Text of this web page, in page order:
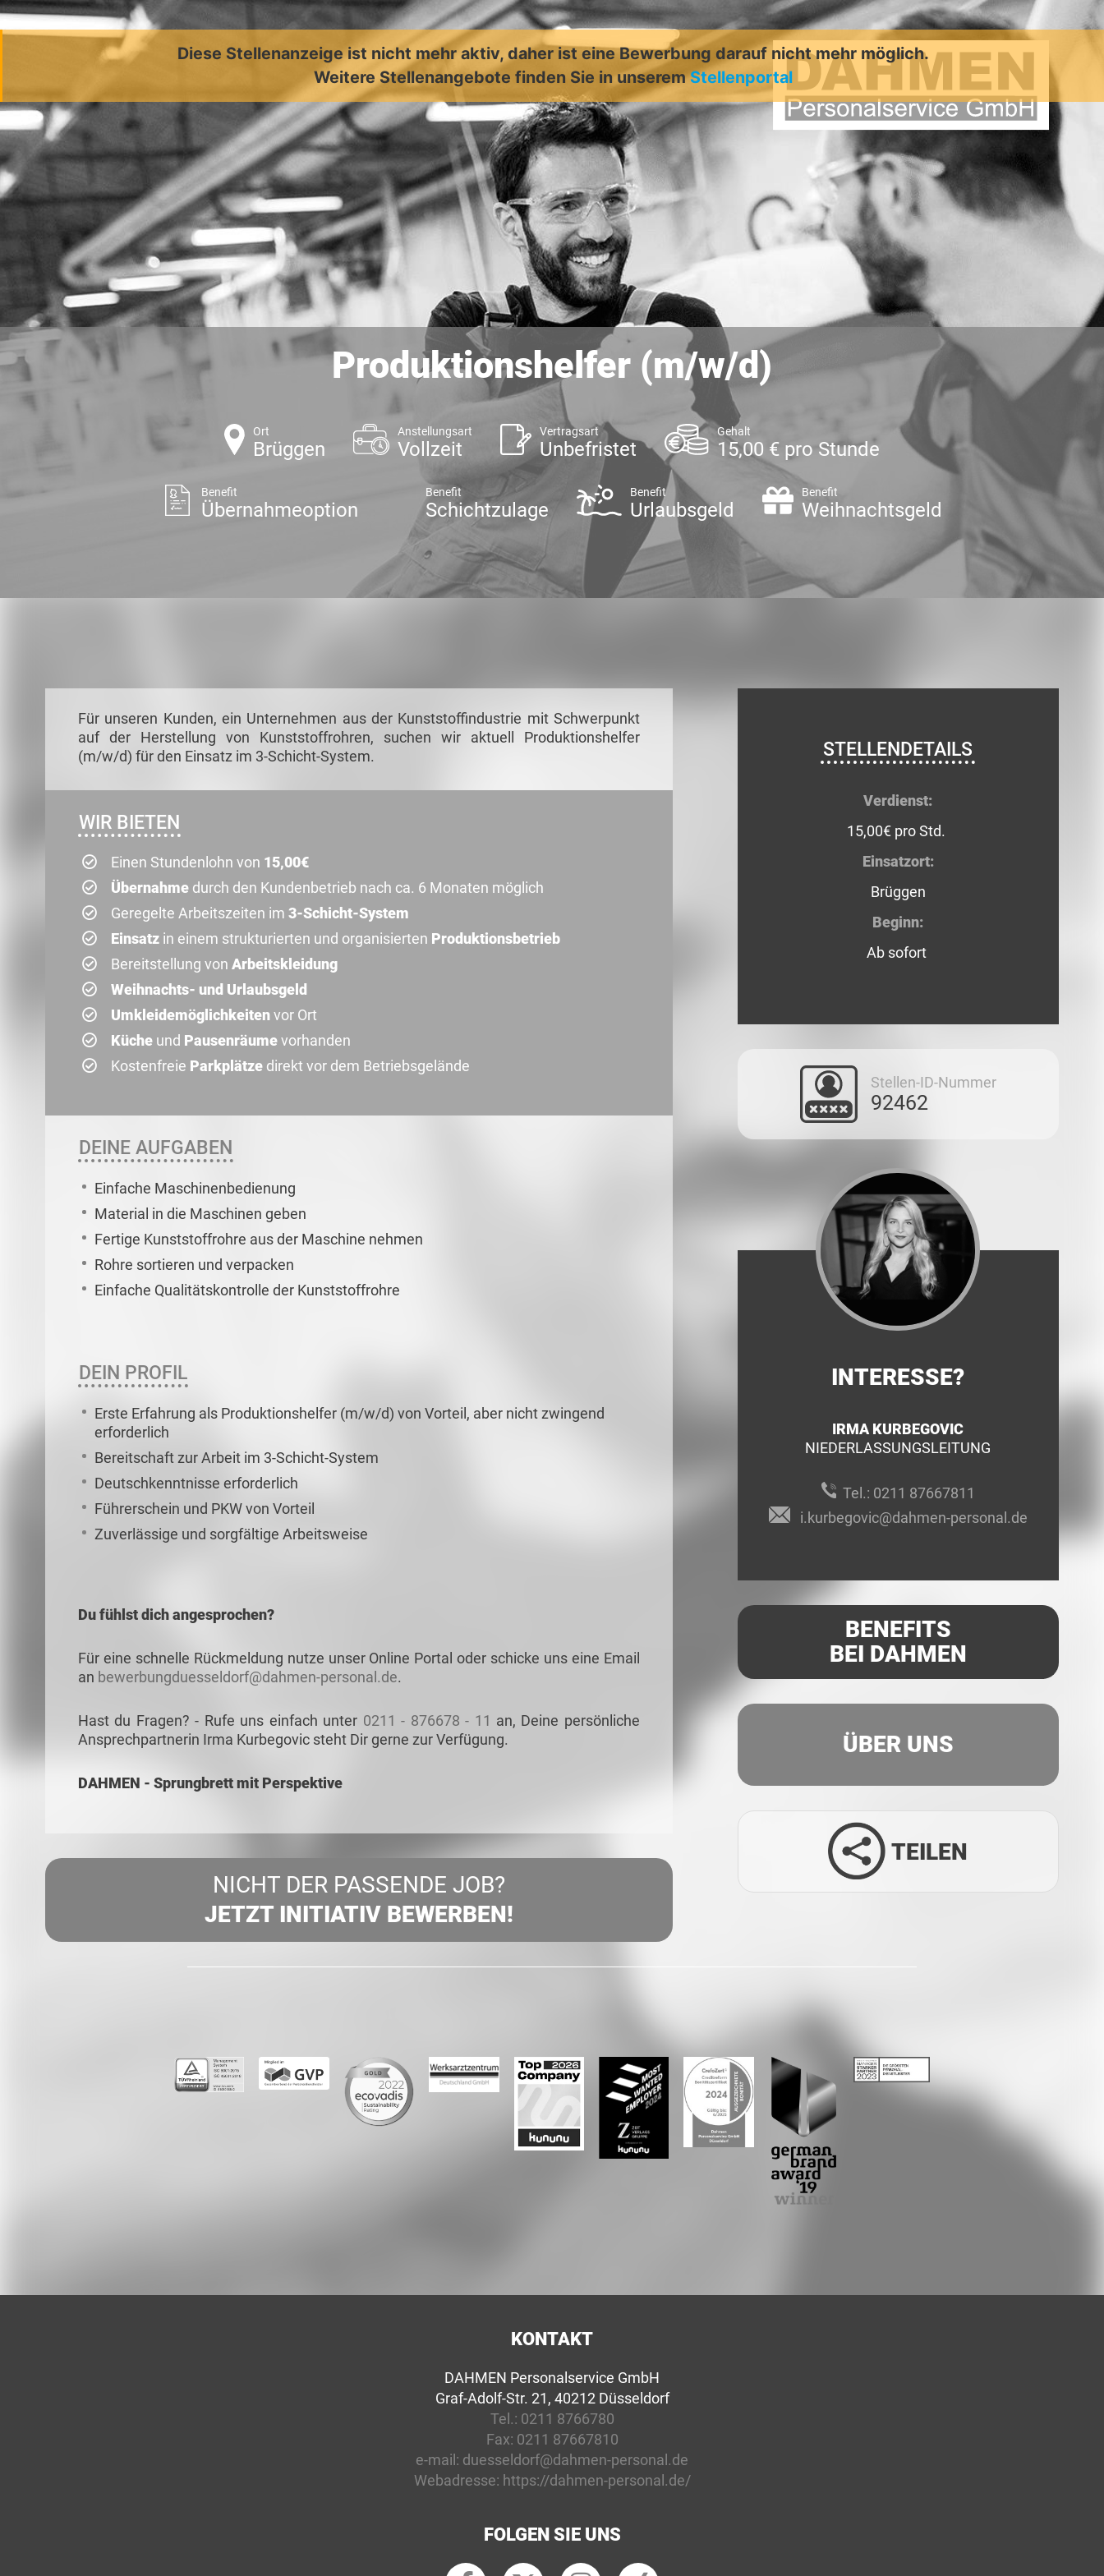
Diese Stellenanzeige ist nicht mehr aktiv, daher ist eine Bewerbung darauf nicht mehr möglich.
Weitere Stellenangebote finden Sie in unseremStellenportal
Produktionshelfer (m/w/d)
Ort
Brüggen
Anstellungsart
Vollzeit
Vertragsart
Unbefristet
Gehalt
15,00 € pro Stunde
Benefit
Übernahmeoption
Benefit
Schichtzulage
Benefit
Urlaubsgeld
Benefit
Weihnachtsgeld
Für unseren Kunden, ein Unternehmen aus der Kunststoffindustrie mit Schwerpunkt
auf der Herstellung von Kunststoffrohren, suchen wir aktuell Produktionshelfer
(m/w/d) für den Einsatz im 3-Schicht-System.
WIR BIETEN
Einen Stundenlohn von 15,00€
Übernahme durch den Kundenbetrieb nach ca. 6 Monaten möglich
Geregelte Arbeitszeiten im 3-Schicht-System
Einsatz in einem strukturierten und organisierten Produktionsbetrieb
Bereitstellung von Arbeitskleidung
Weihnachts- und Urlaubsgeld
Umkleidemöglichkeitenvor Ort
Küche und Pausenräumevorhanden
Kostenfreie Parkplätze direkt vor dem Betriebsgelände
DEINE AUFGABEN
Einfache Maschinenbedienung
Material in die Maschinen geben
Fertige Kunststoffrohre aus der Maschine nehmen
Rohre sortieren und verpacken
Einfache Qualitätskontrolle der Kunststoffrohre
DEIN PROFIL
Erste Erfahrung als Produktionshelfer (m/w/d) von Vorteil, aber nicht zwingend
erforderlich
Bereitschaft zur Arbeit im 3-Schicht-System
Deutschkenntnisse erforderlich
Führerschein und PKW von Vorteil
Zuverlässige und sorgfältige Arbeitsweise
Du fühlst dich angesprochen?
Für eine schnelle Rückmeldung nutze unser Online Portal oder schicke uns eine Email
an bewerbungduesseldorf@dahmen-personal.de.
Hast du Fragen? - Rufe uns einfach unter 0211 - 876678 - 11 an, Deine persönliche
Ansprechpartnerin Irma Kurbegovic steht Dir gerne zur Verfügung.
DAHMEN - Sprungbrett mit Perspektive
NICHT DER PASSENDE JOB?
JETZT INITIATIV BEWERBEN!
STELLENDETAILS
Verdienst:
15,00€ pro Std.
Einsatzort:
Brüggen
Beginn:
Ab sofort
Stellen-ID-Nummer
92462
INTERESSE?
IRMA KURBEGOVIC
NIEDERLASSUNGSLEITUNG
Tel.: 0211 87667811
i.kurbegovic@dahmen-personal.de
BENEFITS
BEI DAHMEN
ÜBER UNS
TEILEN
KONTAKT
DAHMEN Personalservice GmbH
Graf-Adolf-Str. 21, 40212 Düsseldorf
Tel.: 0211 8766780
Fax: 0211 87667810
e-mail: duesseldorf@dahmen-personal.de
Webadresse: https://dahmen-personal.de/
FOLGEN SIE UNS